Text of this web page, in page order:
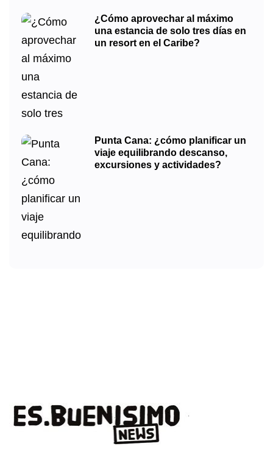
¿Cómo aprovechar al máximo
una estancia de solo tres días en
un resort en el Caribe?
Punta Cana: ¿cómo planificar un
viaje equilibrando descanso,
excursiones y actividades?